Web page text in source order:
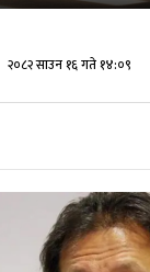
२०८२ साउन १६ गते १४:०९